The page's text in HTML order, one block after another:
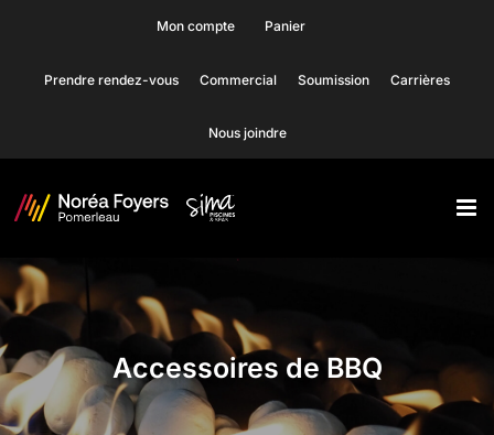
content
Mon compte Panier
Prendre rendez-vous Commercial Soumission Carrières
Nous joindre
Accessoires de BBQ